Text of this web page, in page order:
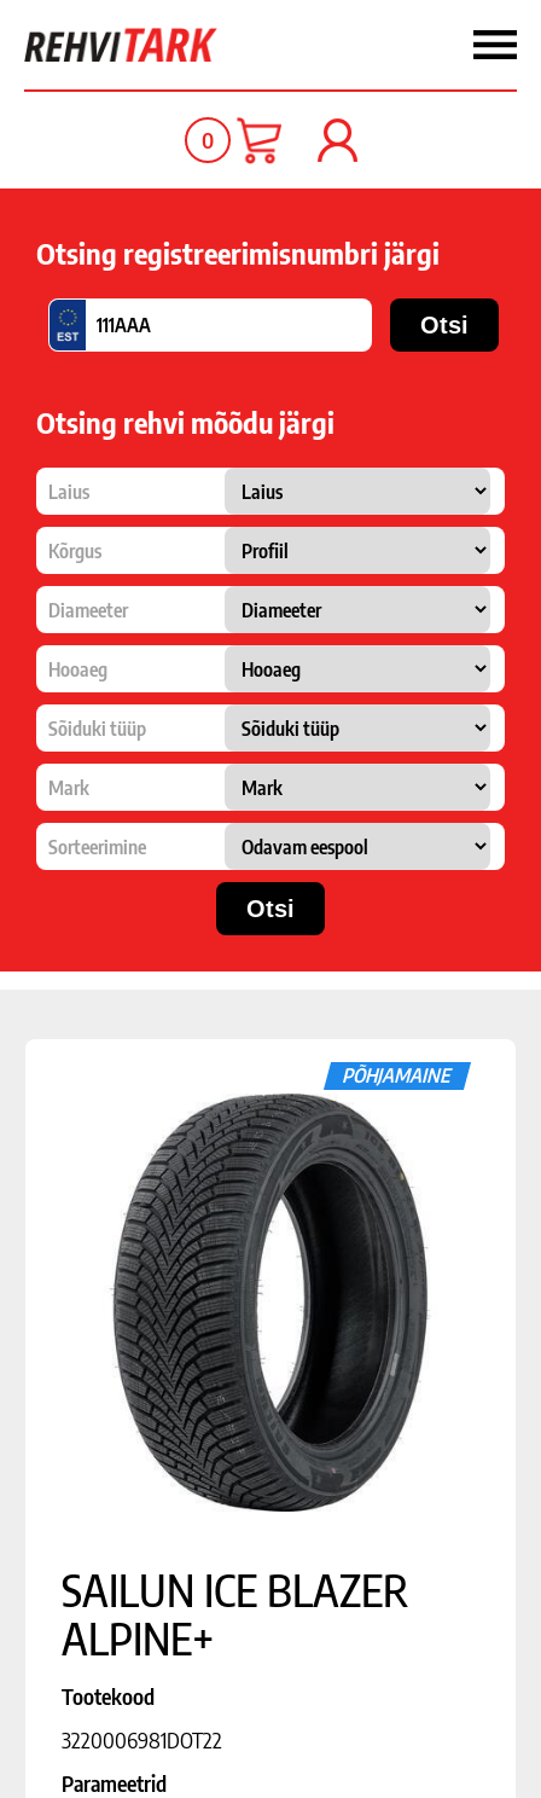
0
Otsing registreerimisnumbri järgi
Otsing rehvi mõõdu järgi
Laius
Kõrgus
Diameeter
Hooaeg
Sõiduki tüüp
Mark
Sorteerimine
PÕHJAMAINE
SAILUN ICE BLAZER
ALPINE+
Tootekood
3220006981DOT22
Parameetrid